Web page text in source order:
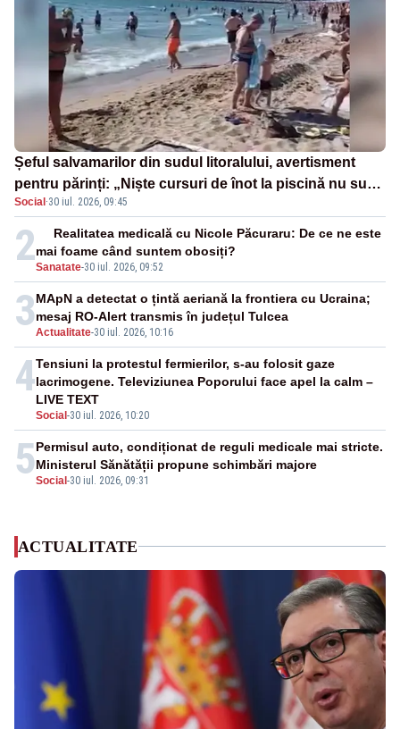
Șeful salvamarilor din sudul litoralului, avertisment
pentru părinți: „Niște cursuri de înot la piscină nu sunt
suficiente”
Social·30 iul. 2026, 09:45
2Sanatate-30 iul. 2026, 09:52
Realitatea medicală cu Nicole Păcuraru: De ce ne este
mai foame când suntem obosiți?
3Actualitate-30 iul. 2026, 10:16
MApN a detectat o țintă aeriană la frontiera cu Ucraina;
mesaj RO-Alert transmis în județul Tulcea
4
Social-30 iul. 2026, 10:20
Tensiuni la protestul fermierilor, s-au folosit gaze
lacrimogene. Televiziunea Poporului face apel la calm –
LIVE TEXT
5Social-30 iul. 2026, 09:31
Permisul auto, condiționat de reguli medicale mai stricte.
Ministerul Sănătății propune schimbări majore
ACTUALITATE